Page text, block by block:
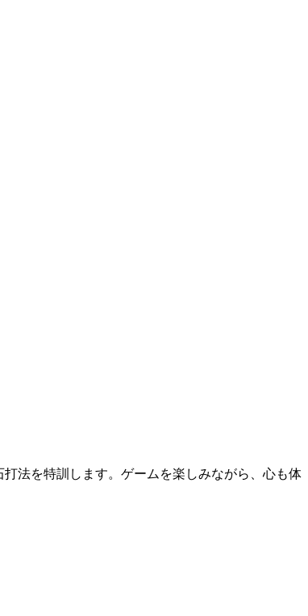
法を特訓します。ゲームを楽しみながら、心も体